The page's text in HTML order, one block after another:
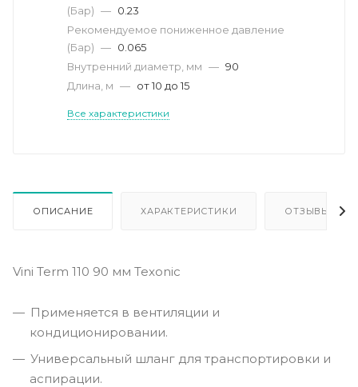
(Бар) — 0.23
Рекомендуемое пониженное давление
(Бар) — 0.065
Внутренний диаметр, мм — 90
Длина, м — от 10 до 15
Все характеристики
ОПИСАНИЕ ХАРАКТЕРИСТИКИ ОТЗЫВЫ
Vini Term 110 90 мм Texonic
Применяется в вентиляции и
кондиционировании.
Универсальный шланг для транспортировки и
аспирации.